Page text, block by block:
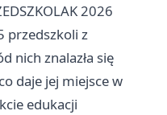
2026
przedszkoli z
nich znalazła się
daje jej miejsce w
edukacji